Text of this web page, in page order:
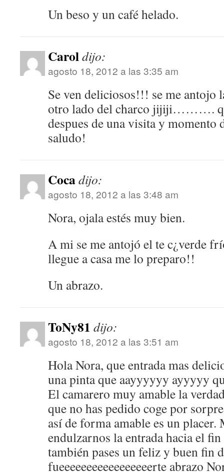
Un beso y un café helado.
Caroldijo:
agosto 18, 2012 a las 3:35 am
Se ven deliciosos!!! se me antojo
otro lado del charco jijiji……….
despues de una visita y
saludo!
Cocadijo:
agosto 18, 2012 a las 3:48 am
Nora, ojala estés muy bien.
A mi se me antojó el te c¿verde
llegue a casa me lo preparo!!
Un abrazo.
ToNy81 dijo:
agosto 18, 2012 a las 3:51 am
Hola Nora, que entrada mas
una pinta que aayyyyyy ayyyyy
El camarero muy amable la
que no has pedido coge por
así de forma amable es un placer.
endulzarnos la entrada hacia el fin
también pases un feliz y buen fin
fueeeeeeeeeeeeeeeeerte abrazo